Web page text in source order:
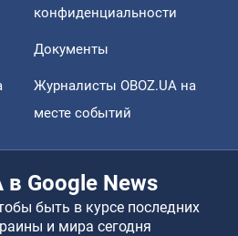
конфиденциальности
Документы
Журналисты OBOZ.UA на
месте событий
в Google News
быть в курсе последних
и мира сегодня